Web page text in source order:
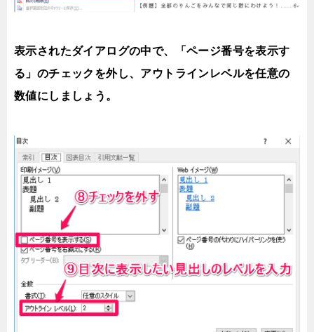
表示されたダイアログの中で、「ページ番号を表示す
る」のチェックを外し、アウトラインレベルを任意の
数値にしましょう。